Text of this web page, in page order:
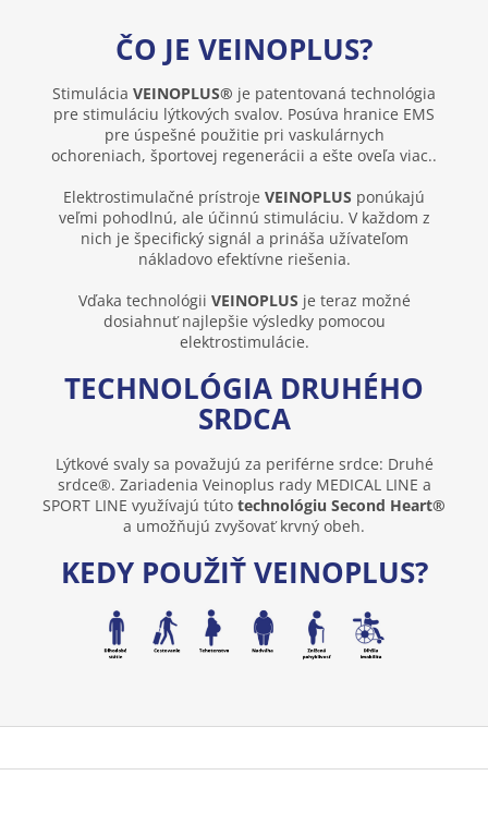
ČO JE VEINOPLUS?
Stimulácia VEINOPLUS® je patentovaná technológia
pre stimuláciu lýtkových svalov. Posúva hranice EMS
pre úspešné použitie pri vaskulárnych
ochoreniach, športovej regenerácii a ešte oveľa viac..
Elektrostimulačné prístroje VEINOPLUS ponúkajú
veľmi pohodlnú, ale účinnú stimuláciu. V každom z
nich je špecifický signál a prináša užívateľom
nákladovo efektívne riešenia.
Vďaka technológii VEINOPLUS je teraz možné
dosiahnuť najlepšie výsledky pomocou
elektrostimulácie.
TECHNOLÓGIA DRUHÉHO
SRDCA
Lýtkové svaly sa považujú za periférne srdce: Druhé
srdce®. Zariadenia Veinoplus rady MEDICAL LINE a
SPORT LINE využívajú túto technológiu Second Heart®
a umožňujú zvyšovať krvný obeh.
KEDY POUŽIŤ VEINOPLUS?
Z